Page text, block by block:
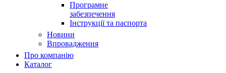
Програмне
забезпечення
Інструкції та паспорта
Новини
Впровадження
Про компанію
Каталог